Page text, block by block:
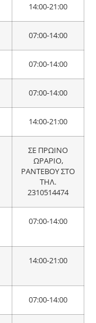
14:00-21:00
07:00-14:00
07:00-14:00
07:00-14:00
14:00-21:00
ΣΕ ΠΡΩΙΝΟ
ΩΡΑΡΙΟ,
ΡΑΝΤΕΒΟΥ ΣΤΟ
ΤΗΛ.
2310514474
07:00-14:00
14:00-21:00
07:00-14:00